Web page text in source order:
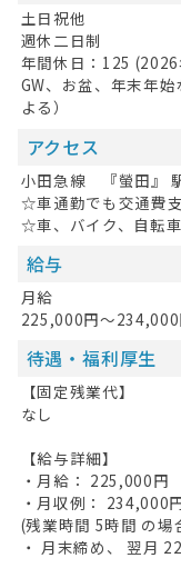
土日祝他
週休二日制
年間休日：125
GW、お盆、年末年
よる）
アクセス
小田急線 『螢田』
☆車通勤でも交通費
☆車、バイク、自転
給与
月給
225,000円～234,000
待遇・福利厚生
【固定残業代】
なし
【給与詳細】
・月給： 225,000円
・月収例： 234,000
(残業時間 5時間 の場
・ 月末締め、 翌月